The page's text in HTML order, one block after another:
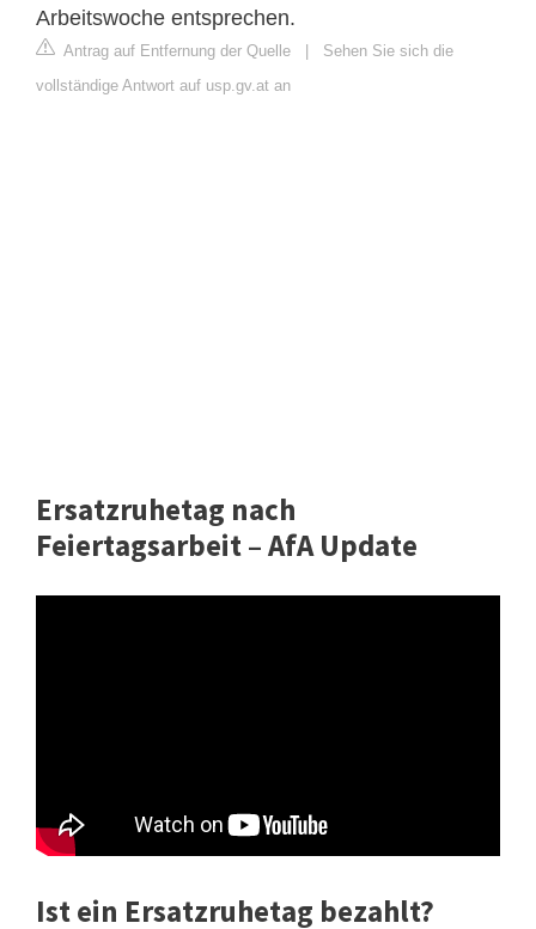
Arbeitswoche entsprechen.
Antrag auf Entfernung der Quelle
Sehen Sie sich die
vollständige Antwort auf usp.gv.at an
Ersatzruhetag nach
Feiertagsarbeit – AfA Update
Ist ein Ersatzruhetag bezahlt?